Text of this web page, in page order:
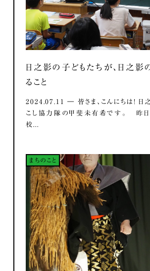
日之影の子どもたちが、日之影
ること
2024.07.11 ― 皆さま、こんにちは！
こし協力隊の甲斐未有希です。 昨
校...
まちのこと